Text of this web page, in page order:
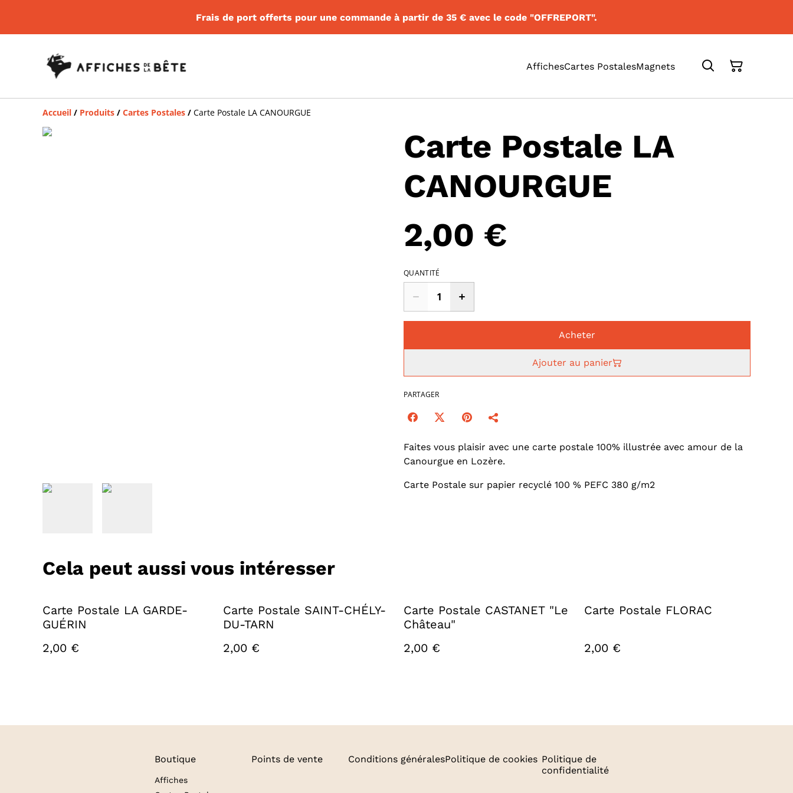
Frais de port offerts pour une commande à partir de 35 € avec le code "OFFREPORT".
AffichesCartes PostalesMagnets
Accueil / Produits / Cartes Postales / Carte Postale LA CANOURGUE
Carte Postale LA
CANOURGUE
2,00 €
QUANTITÉ
Acheter
Ajouter au panier
PARTAGER
Faites vous plaisir avec une carte postale 100% illustrée avec amour de la
Canourgue en Lozère.
Carte Postale sur papier recyclé 100 % PEFC 380 g/m2
Cela peut aussi vous intéresser
Carte Postale LA GARDE-
GUÉRIN
2,00 €
Carte Postale SAINT-CHÉLY-
DU-TARN
2,00 €
Carte Postale CASTANET "Le
Château"
2,00 €
Carte Postale FLORAC
2,00 €
Boutique
Affiches
Points de vente Conditions généralesPolitique de cookies Politique de
confidentialité